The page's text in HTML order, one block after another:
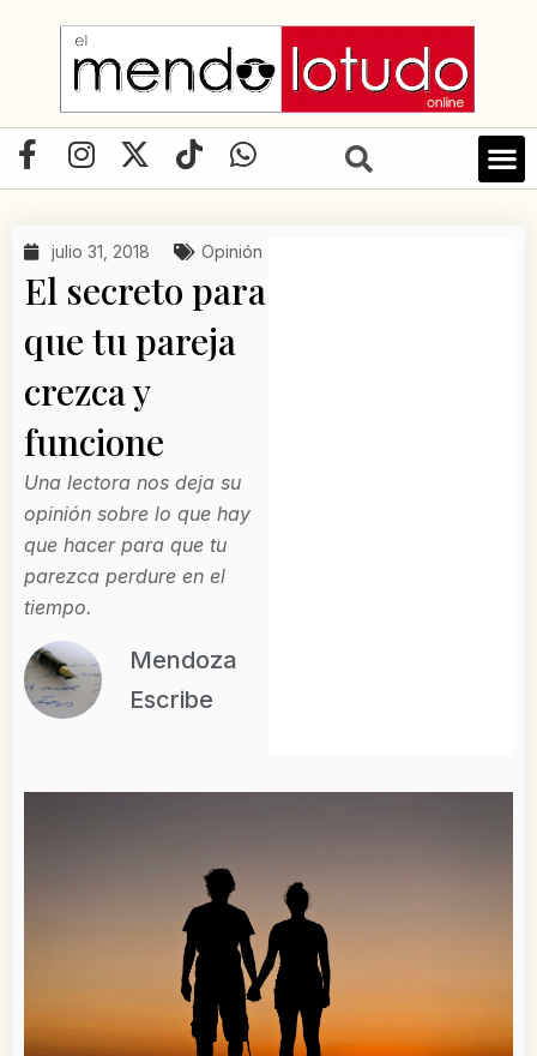
contenido
F
a
e
b
o
o
k
-
f
I
n
t
g
r
a
m
X
-
w
t
t
e
r
T
i
t
o
k
W
h
t
a
julio 31, 2018 Opinión
El secreto para
que tu pareja
crezca y
funcione
Una lectora nos deja su
opinión sobre lo que hay
que hacer para que tu
parezca perdure en el
tiempo.
Mendoza
Escribe